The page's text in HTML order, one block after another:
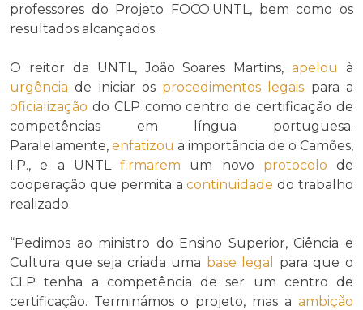
professores do Projeto FOCO.UNTL, bem como os
resultados alcançados.
O reitor da UNTL, João Soares Martins,apelou
à
urgência de iniciar os procedimentos legais para a
oficialização do CLP como centro de certificação de
competências em língua portuguesa.
Paralelamente, enfatizou a importância de o Camões,
I.P., e a UNTL firmarem um novo protocolo de
cooperação que permita acontinuidade do trabalho
realizado.
“Pedimos ao ministro do Ensino Superior, Ciência e
Cultura que seja criada uma base legal
para que o
CLP tenha a competência de ser um centro de
certificação. Terminámos o projeto, mas a ambição